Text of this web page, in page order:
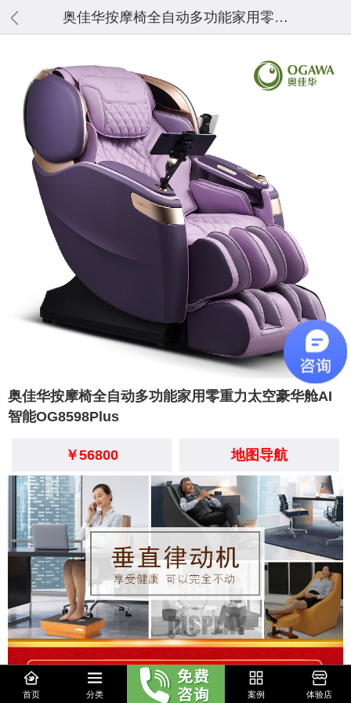
奥佳华按摩椅全自动多功能家用零重力太空豪华舱AI智能OG8598Plus
奥佳华按摩椅全自动多功能家用零重力太空豪华舱AI
智能OG8598Plus
￥56800 地图导航
首页 分类 案例 体验店